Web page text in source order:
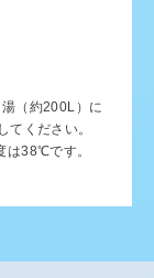
（約200L）に
ください。
は38℃です。